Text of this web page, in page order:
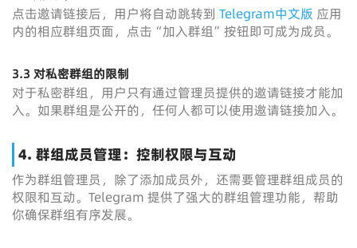
点击邀请链接后，用户将自动跳转到 Telegram中文版 应用
内的相应群组页面，点击“加入群组”按钮即可成为成员。
3.3 对私密群组的限制
对于私密群组，用户只有通过管理员提供的邀请链接才能加
入。如果群组是公开的，任何人都可以使用邀请链接加入。
4. 群组成员管理：控制权限与互动
作为群组管理员，除了添加成员外，还需要管理群组成员的
权限和互动。Telegram 提供了强大的群组管理功能，帮助
你确保群组有序发展。